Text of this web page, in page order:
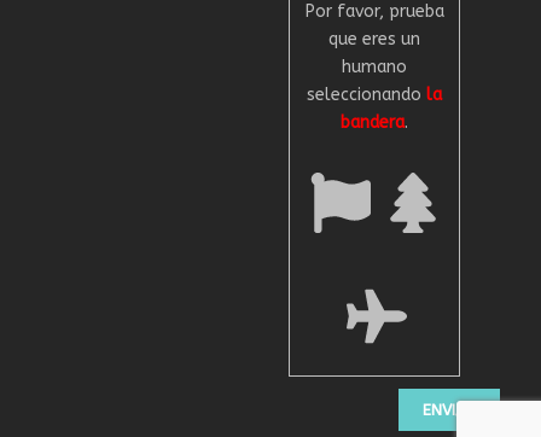
Por favor, prueba
que eres un
humano
seleccionando la
bandera.